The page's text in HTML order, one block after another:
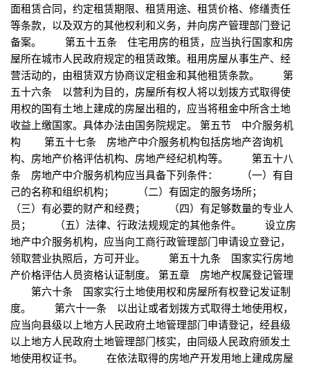
面租赁合同，约定租赁期限、租赁用途、租赁价格、修缮责任
等条款，以及双方的其他权利和义务，并向房产管理部门登记
备案。 第五十五条 住宅用房的租赁，应当执行国家和房
屋所在城市人民政府规定的租赁政策。租用房屋从事生产、经
营活动的，由租赁双方协商议定租金和其他租赁条款。 第
五十六条 以营利为目的，房屋所有权人将以划拨方式取得使
用权的国有土地上建成的房屋出租的，应当将租金中所含土地
收益上缴国家。具体办法由国务院规定。 第五节 中介服务机
构 第五十七条 房地产中介服务机构包括房地产咨询机
构、房地产价格评估机构、房地产经纪机构等。 第五十八
条 房地产中介服务机构应当具备下列条件： （一）有自
己的名称和组织机构； （二）有固定的服务场所；
（三）有必要的财产和经费； （四）有足够数量的专业人
员； （五）法律、行政法规规定的其他条件。 设立房
地产中介服务机构，应当向工商行政管理部门申请设立登记，
领取营业执照后，方可开业。 第五十九条 国家实行房地
产价格评估人员资格认证制度。 第五章 房地产权属登记管理
第六十条 国家实行土地使用权和房屋所有权登记发证制
度。 第六十一条 以出让或者划拨方式取得土地使用权，
应当向县级以上地方人民政府土地管理部门申请登记，经县级
以上地方人民政府土地管理部门核实，由同级人民政府颁发土
地使用权证书。 在依法取得的房地产开发用地上建成房屋